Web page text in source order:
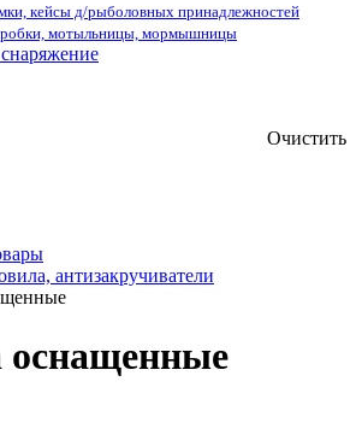
кейсы д/рыболовных принадлежностей
мотыльницы, мормышницы
Очистить
антизакручиватели